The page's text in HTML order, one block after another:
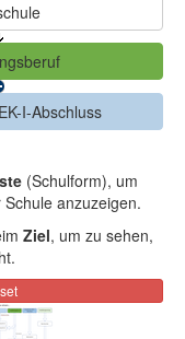
(Schulform), um
anzuzeigen.
Ziel, um zu sehen,